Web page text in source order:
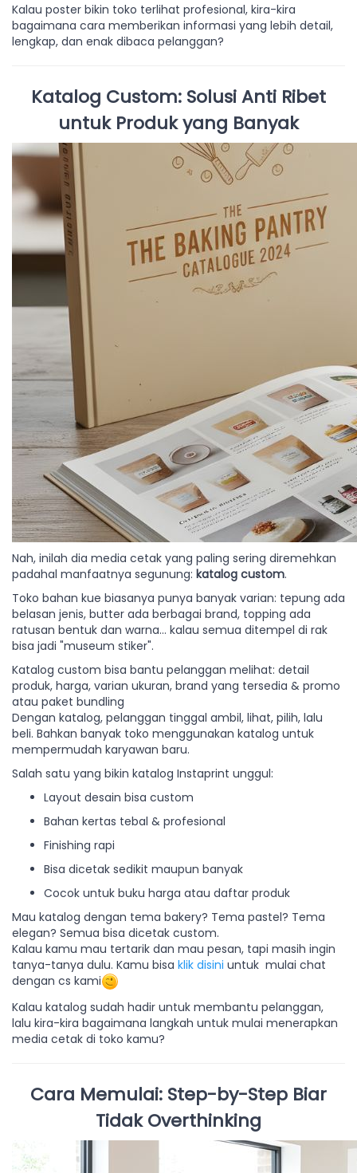
Kalau poster bikin toko terlihat profesional, kira-kira
bagaimana cara memberikan informasi yang lebih detail,
lengkap, dan enak dibaca pelanggan?
Katalog Custom: Solusi Anti Ribet
untuk Produk yang Banyak
Nah, inilah dia media cetak yang paling sering diremehkan
padahal manfaatnya segunung: katalog custom.
Toko bahan kue biasanya punya banyak varian: tepung ada
belasan jenis, butter ada berbagai brand, topping ada
ratusan bentuk dan warna… kalau semua ditempel di rak
bisa jadi "museum stiker".
Katalog custom bisa bantu pelanggan melihat: detail
produk, harga, varian ukuran, brand yang tersedia & promo
atau paket bundling
Dengan katalog, pelanggan tinggal ambil, lihat, pilih, lalu
beli. Bahkan banyak toko menggunakan katalog untuk
mempermudah karyawan baru.
Salah satu yang bikin katalog Instaprint unggul:
Layout desain bisa custom
Bahan kertas tebal & profesional
Finishing rapi
Bisa dicetak sedikit maupun banyak
Cocok untuk buku harga atau daftar produk
Mau katalog dengan tema bakery? Tema pastel? Tema
elegan? Semua bisa dicetak custom.
Kalau kamu mau tertarik dan mau pesan, tapi masih ingin
tanya-tanya dulu. Kamu bisa klik disini untuk mulai chat
dengan cs kami
Kalau katalog sudah hadir untuk membantu pelanggan,
lalu kira-kira bagaimana langkah untuk mulai menerapkan
media cetak di toko kamu?
Cara Memulai: Step-by-Step Biar
Tidak Overthinking